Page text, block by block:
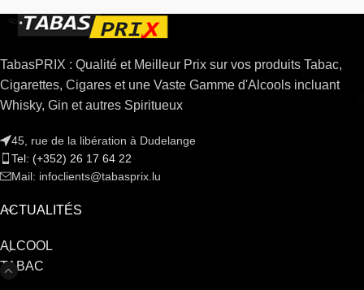
TabasPRIX : Qualité et Meilleur Prix sur vos produits Tabac,
Cigarettes, Cigares et une Vaste Gamme d'Alcools incluant
Whisky, Gin et autres Spiritueux
45, rue de la libération à Dudelange
Tel: (+352) 26 17 64 22
Mail: infoclients@tabasprix.lu
ACTUALITÉS
ALCOOL
TABAC